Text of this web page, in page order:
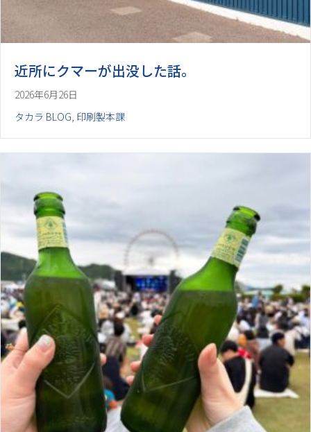
近所にクマーが出没した話。
2026年6月26日
タカラ BLOG, 印刷製本課